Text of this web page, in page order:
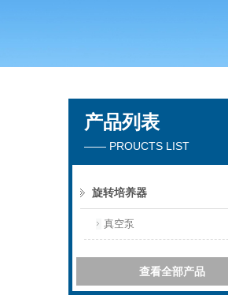
海门市其林贝尔仪器制造有限公司
产品列表
—— PROUCTS LIST
旋转培养器
真空泵
查看全部产品